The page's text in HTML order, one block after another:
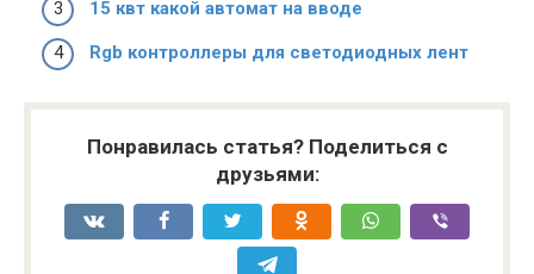
15 квт какой автомат на вводе
Rgb контроллеры для светодиодных лент
Понравилась статья? Поделиться с
друзьями: